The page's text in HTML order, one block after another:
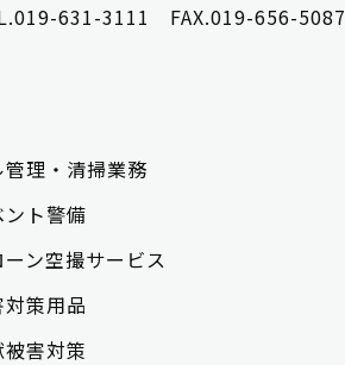
631-3111 FAX.019-656-5087
管理・清掃業務
ント警備
ーン空撮サービス
対策用品
被害対策